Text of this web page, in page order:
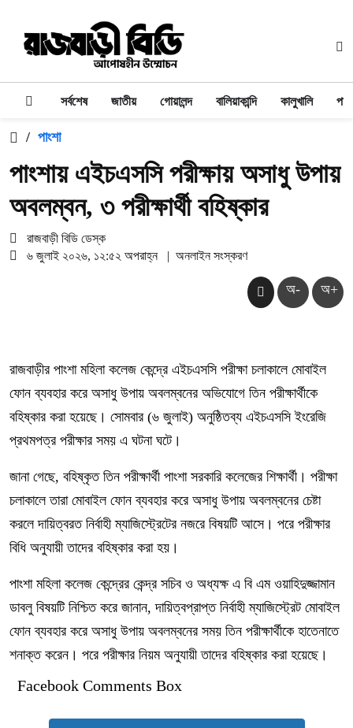
সর্বশেষ জাতীয় গোয়ালন্দ বালিয়াকান্দি কালুখালি
/ পাংশা
পাংশায় এইচএসসি পরীক্ষায় অসাধু উপায়
অবলম্বন, ৩ পরীক্ষার্থী বহিষ্কার
রাজবাড়ী বিডি ডেস্ক
৬ জুলাই ২০২৬, ১২:৫২ অপরাহ্ন
| অনলাইন সংস্করণ
অ- অ+
রাজবাড়ীর পাংশা মহিলা কলেজ কেন্দ্রে এইচএসসি পরীক্ষা চলাকালে মোবাইল
ফোন ব্যবহার করে অসাধু উপায় অবলম্বনের অভিযোগে তিন পরীক্ষার্থীকে
বহিষ্কার করা হয়েছে। সোমবার (৬ জুলাই) অনুষ্ঠিতব্য এইচএসসি ইংরেজি
প্রথমপত্র পরীক্ষার সময় এ ঘটনা ঘটে।
জানা গেছে, বহিষ্কৃত তিন পরীক্ষার্থী পাংশা সরকারি কলেজের শিক্ষার্থী। পরীক্ষা
চলাকালে তারা মোবাইল ফোন ব্যবহার করে অসাধু উপায় অবলম্বনের চেষ্টা
করলে দায়িত্বরত নির্বাহী ম্যাজিস্ট্রেটের নজরে বিষয়টি আসে। পরে পরীক্ষার
বিধি অনুযায়ী তাদের বহিষ্কার করা হয়।
পাংশা মহিলা কলেজ কেন্দ্রের কেন্দ্র সচিব ও অধ্যক্ষ এ বি এম ওয়াহিদুজ্জামান
ডাবলু বিষয়টি নিশ্চিত করে জানান, দায়িত্বপ্রাপ্ত নির্বাহী ম্যাজিস্ট্রেট মোবাইল
ফোন ব্যবহার করে অসাধু উপায় অবলম্বনের সময় তিন পরীক্ষার্থীকে হাতেনাতে
শনাক্ত করেন। পরে পরীক্ষার নিয়ম অনুযায়ী তাদের বহিষ্কার করা হয়েছে।
Facebook Comments Box